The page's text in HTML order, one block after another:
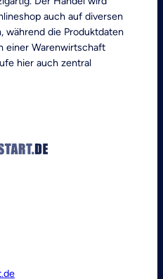
auch auf diversen
während die Produktdaten
einer Warenwirtschaft
hier auch zentral